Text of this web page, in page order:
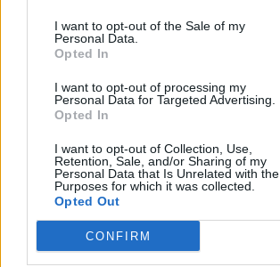
I want to opt-out of the Sale of my
Personal Data.
Opted In
I want to opt-out of processing my
Personal Data for Targeted Advertising.
Opted In
I want to opt-out of Collection, Use,
Retention, Sale, and/or Sharing of my
Personal Data that Is Unrelated with the
Purposes for which it was collected.
Opted Out
CONFIRM
12
Ranking de Mirtha Perez TOP Música